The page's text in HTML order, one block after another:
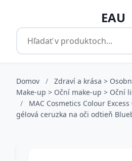
EAU
Domov /
Zdraví a krása >
Make-up > Oční make-up > Oční
/
MAC Cosmetics Colour
gélová ceruzka na oči odtieň